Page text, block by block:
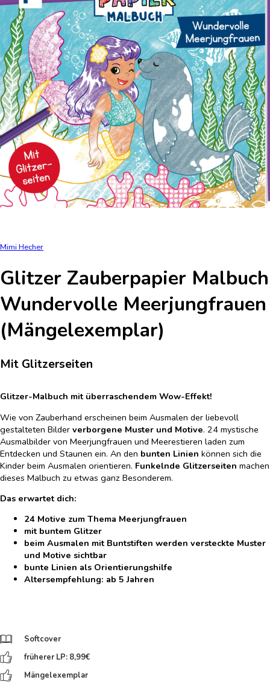
Mimi Hecher
Glitzer Zauberpapier Malbuch
Wundervolle Meerjungfrauen
(Mängelexemplar)
Mit Glitzerseiten
Glitzer-Malbuch mit überraschendem Wow-Effekt!
Wie von Zauberhand erscheinen beim Ausmalen der liebevoll
gestalteten Bilder verborgene Muster und Motive. 24 mystische
Ausmalbilder von Meerjungfrauen und Meerestieren laden zum
Entdecken und Staunen ein. An den bunten Linien können sich die
Kinder beim Ausmalen orientieren. Funkelnde Glitzerseiten machen
dieses Malbuch zu etwas ganz Besonderem.
Das erwartet dich:
24 Motive zum Thema Meerjungfrauen
mit buntem Glitzer
beim Ausmalen mit Buntstiften werden versteckte Muster
und Motive sichtbar
bunte Linien als Orientierungshilfe
Altersempfehlung: ab 5 Jahren
Softcover
früherer LP: 8,99€
Mängelexemplar